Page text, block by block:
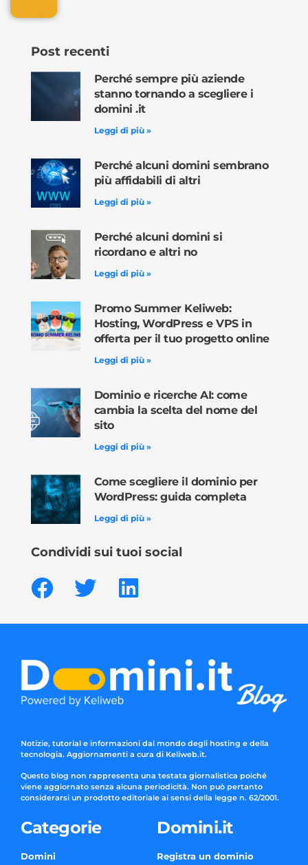
Post recenti
Perché sempre più aziende
stanno tornando a scegliere i
domini .it
Leggi di più »
Perché alcuni domini sembrano
più affidabili di altri
Leggi di più »
Perché alcuni domini si
ricordano e altri no
Leggi di più »
Promo Summer Keliweb:
Hosting, WordPress e VPS in
offerta per il tuo progetto online
Leggi di più »
Dominio e ricerche AI: come
cambia la scelta del nome del
sito
Leggi di più »
Come scegliere il dominio per
WordPress: guida completa
Leggi di più »
Condividi sui tuoi social
Notizie, tutorial e informazioni dal mondo degli hosting e della
tecnologia. Aggiornamenti a cura di Keliweb.it.
Questo blog non rappresenta una testata giornalistica poiché
viene aggiornato senza alcuna periodicità. Non può pertanto
considerarsi un prodotto editoriale ai sensi della legge n. 62/2001.
Categorie
Domini
Domini.it
Registra un dominio